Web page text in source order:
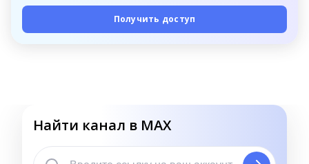
Получить доступ
Найти канал в MAX